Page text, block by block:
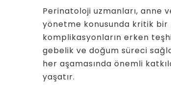
Perinatoloji uzmanları, anne
yönetme konusunda kritik
komplikasyonların erken
gebelik ve doğum süreci
her aşamasında önemli
yaşatır.